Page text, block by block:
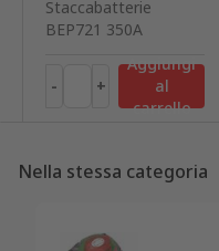
Staccabatterie
BEP721 350A
- +
Aggiungi
al
carrello
Nella stessa categoria